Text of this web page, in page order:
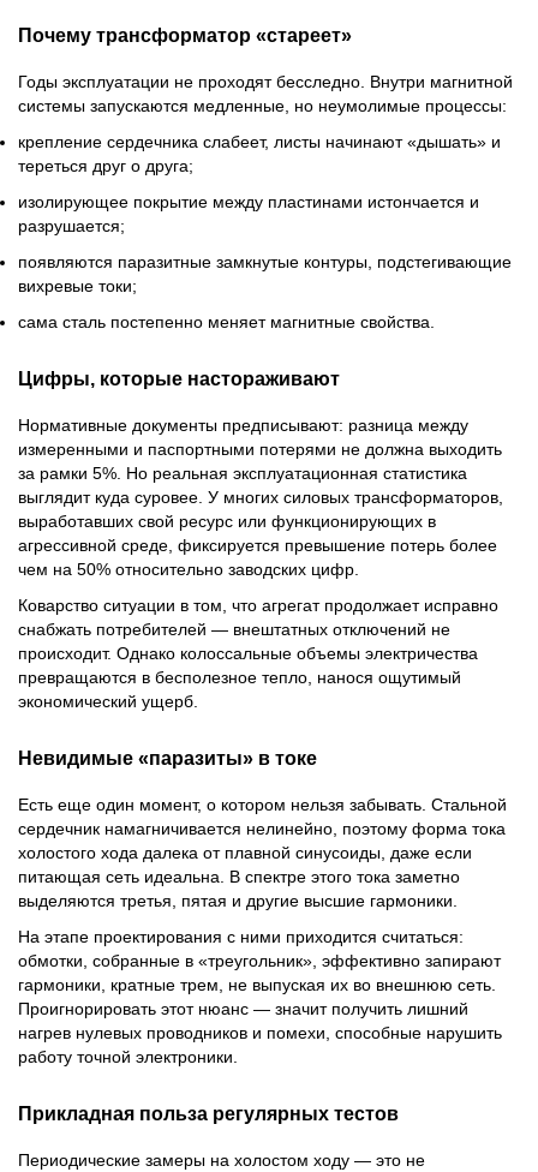
Почему трансформатор «стареет»
Годы эксплуатации не проходят бесследно. Внутри магнитной
системы запускаются медленные, но неумолимые процессы:
крепление сердечника слабеет, листы начинают «дышать» и
тереться друг о друга;
изолирующее покрытие между пластинами истончается и
разрушается;
появляются паразитные замкнутые контуры, подстегивающие
вихревые токи;
сама сталь постепенно меняет магнитные свойства.
Цифры, которые настораживают
Нормативные документы предписывают: разница между
измеренными и паспортными потерями не должна выходить
за рамки 5%. Но реальная эксплуатационная статистика
выглядит куда суровее. У многих силовых трансформаторов,
выработавших свой ресурс или функционирующих в
агрессивной среде, фиксируется превышение потерь более
чем на 50% относительно заводских цифр.
Коварство ситуации в том, что агрегат продолжает исправно
снабжать потребителей — внештатных отключений не
происходит. Однако колоссальные объемы электричества
превращаются в бесполезное тепло, нанося ощутимый
экономический ущерб.
Невидимые «паразиты» в токе
Есть еще один момент, о котором нельзя забывать. Стальной
сердечник намагничивается нелинейно, поэтому форма тока
холостого хода далека от плавной синусоиды, даже если
питающая сеть идеальна. В спектре этого тока заметно
выделяются третья, пятая и другие высшие гармоники.
На этапе проектирования с ними приходится считаться:
обмотки, собранные в «треугольник», эффективно запирают
гармоники, кратные трем, не выпуская их во внешнюю сеть.
Проигнорировать этот нюанс — значит получить лишний
нагрев нулевых проводников и помехи, способные нарушить
работу точной электроники.
Прикладная польза регулярных тестов
Периодические замеры на холостом ходу — это не